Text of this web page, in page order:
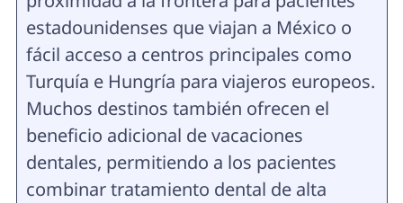
estadounidenses que viajan a México o
fácil acceso a centros principales como
Turquía e Hungría para viajeros europeos.
Muchos destinos también ofrecen el
beneficio adicional de vacaciones
dentales, permitiendo a los pacientes
combinar tratamiento dental de alta